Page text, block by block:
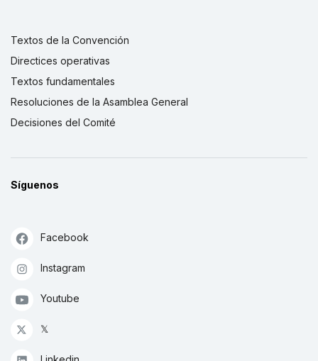
Textos de la Convención
Directices operativas
Textos fundamentales
Resoluciones de la Asamblea General
Decisiones del Comité
Síguenos
Facebook
Instagram
Youtube
𝕏